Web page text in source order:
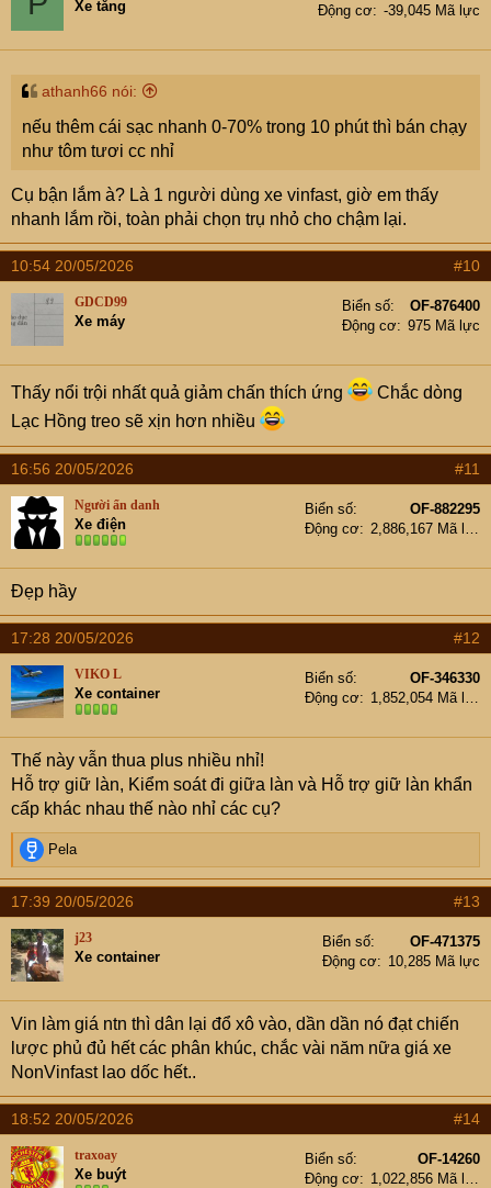
Xe tăng Động cơ -39,045 Mã lực
athanh66 nói:
nếu thêm cái sạc nhanh 0-70% trong 10 phút thì bán chạy
như tôm tươi cc nhỉ
Cụ bận lắm à? Là 1 người dùng xe vinfast, giờ em thấy
nhanh lắm rồi, toàn phải chọn trụ nhỏ cho chậm lại.
10:54 20/05/2026 #10
GDCD99
Xe máy
Biển số
OF-876400
Động cơ
975 Mã lực
Thấy nổi trội nhất quả giảm chấn thích ứng
Chắc dòng
Lạc Hồng treo sẽ xịn hơn nhiều
16:56 20/05/2026 #11
Người ẩn danh
Xe điện
Biển số
OF-882295
Động cơ
Đẹp hầy
17:28 20/05/2026 #12
VIKO L
Xe container
Biển số
OF-346330
Động cơ
Thế này vẫn thua plus nhiều nhỉ!
Hỗ trợ giữ làn, Kiểm soát đi giữa làn và Hỗ trợ giữ làn khẩn
cấp khác nhau thế nào nhỉ các cụ?
R
e
a
c
t
i
o
n
s
:
Pela
17:39 20/05/2026 #13
j23
Xe container
Biển số
OF-471375
Động cơ
10,285 Mã lực
Vin làm giá ntn thì dân lại đổ xô vào, dần dần nó đạt chiến
lược phủ đủ hết các phân khúc, chắc vài năm nữa giá xe
NonVinfast lao dốc hết..
18:52 20/05/2026 #14
traxoay
Xe buýt
Biển số
OF-14260
Động cơ